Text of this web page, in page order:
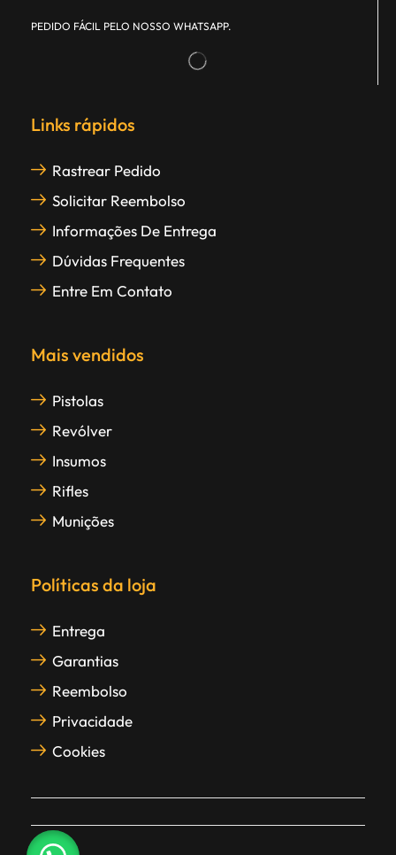
PEDIDO FÁCIL PELO NOSSO WHATSAPP.
Links rápidos
Rastrear Pedido
Solicitar Reembolso
Informações De Entrega
Dúvidas Frequentes
Entre Em Contato
Mais vendidos
Pistolas
Revólver
Insumos
Rifles
Munições
Políticas da loja
Entrega
Garantias
Reembolso
Privacidade
Cookies